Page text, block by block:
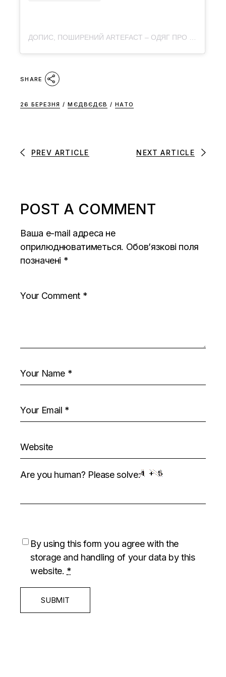
SHARE
26 БЕРЕЗНЯ / МЄДВЄДЄВ / НАТО
PREV ARTICLE NEXT ARTICLE
POST A COMMENT
Ваша e-mail адреса не
оприлюднюватиметься. Обов’язкові поля
позначені *
Are you human? Please solve:
By using this form you agree with the
storage and handling of your data by this
website. *
SUBMIT